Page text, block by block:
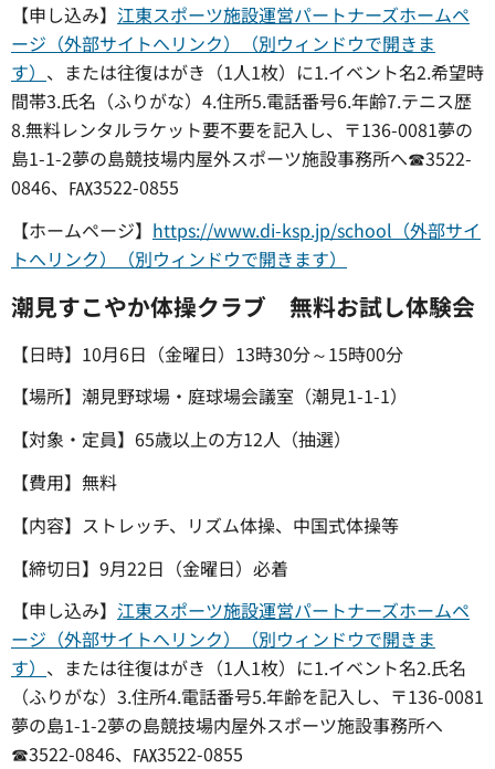
【申し込み】 江東スポーツ施設運営パートナーズホームペ
ージ（外部サイトへリンク）（別ウィンドウで開きま
す） 、または往復はがき（1人1枚）に1.イベント名2.希望時
間帯3.氏名（ふりがな）4.住所5.電話番号6.年齢7.テニス歴
8.無料レンタルラケット要不要を記入し、〒136-0081夢の
島1-1-2夢の島競技場内屋外スポーツ施設事務所へ☎3522-
0846、℻3522-0855
【ホームページ】 https://www.di-ksp.jp/school（外部サイ
トへリンク）（別ウィンドウで開きます）
潮見すこやか体操クラブ 無料お試し体験会
【日時】10月6日（金曜日）13時30分～15時00分
【場所】潮見野球場・庭球場会議室（潮見1-1-1）
【対象・定員】65歳以上の方12人（抽選）
【費用】無料
【内容】ストレッチ、リズム体操、中国式体操等
【締切日】9月22日（金曜日）必着
【申し込み】 江東スポーツ施設運営パートナーズホームペ
ージ（外部サイトへリンク）（別ウィンドウで開きま
す） 、または往復はがき（1人1枚）に1.イベント名2.氏名
（ふりがな）3.住所4.電話番号5.年齢を記入し、〒136-0081
夢の島1-1-2夢の島競技場内屋外スポーツ施設事務所へ
☎3522-0846、℻3522-0855